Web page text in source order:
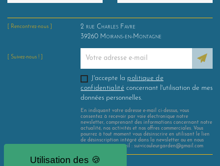
[ Rencontrez-nous ]
2 rue Charles Favre
39260 Moirans-en-Montagne
[ Suivez-nous ! ]
J'accepte la politique de
confidentialité concernant l'utilisation de mes
données personnelles.
En indiquant votre adresse e-mail ci-dessus, vous
consentez à recevoir par voie électronique notre
newsletter, comprenant des informations concernant notre
actualité, nos activités et nos offres commerciales. Vous
pourrez à tout moment vous désinscrire en utilisant le lien
de désinscription intégré dans la newsletter ou en nous
contactant par e-mail : suivicouleurgarden@gmail.com